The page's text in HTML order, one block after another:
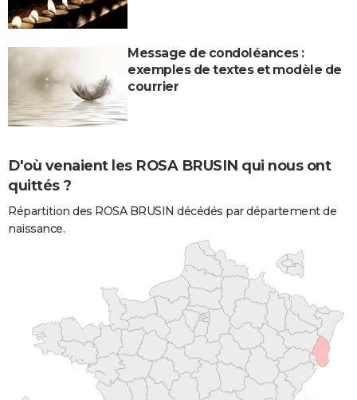
Message de condoléances :
exemples de textes et modèle de
courrier
D'où venaient les ROSA BRUSIN qui nous ont
quittés ?
Répartition des ROSA BRUSIN décédés par département de
naissance.